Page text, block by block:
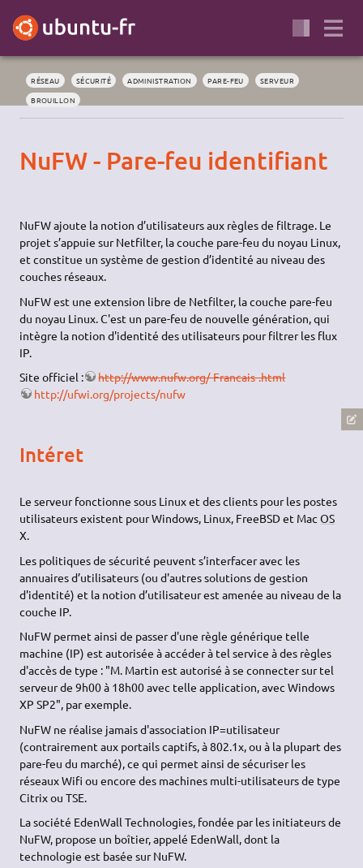
RÉSEAU SÉCURITÉ ADMINISTRATION PARE-FEU
SERVEUR
BROUILLON
NuFW - Pare-feu identifiant
NuFW ajoute la notion d’utilisateurs aux règles de filtrage. Le
projet s’appuie sur Netfilter, la couche pare-feu du noyau Linux,
et constitue un système de gestion d’identité au niveau des
couches réseaux.
NuFW est une extension libre de Netfilter, la couche pare-feu
du noyau Linux. C'est un pare-feu de nouvelle génération, qui
intègre la notion d'identité des utilisateurs pour filtrer les flux
IP.
Site officiel :
http://www.nufw.org/-Francais-.html
http://ufwi.org/projects/nufw
Intéret
Le serveur fonctionne sous Linux et des clients pour les postes
utilisateurs existent pour Windows, Linux, FreeBSD et MacOS
X.
Les politiques de sécurité peuvent s’interfacer avec les
annuaires d’utilisateurs (ou d'autres solutions de gestion
d'identité) et la notion d’utilisateur est amenée au niveau de la
couche IP.
NuFW permet ainsi de passer d'une règle générique telle
machine (IP) est autorisée à accéder à tel service à des règles
d'accès de type : "M. Martin est autorisé à se connecter sur tel
serveur de 9h00 à 18h00 avec telle application, avec Windows
XP SP2", par exemple.
NuFW ne réalise jamais d'association IP=utilisateur
(contrairement aux portails captifs, à 802.1x, ou à la plupart des
pare-feu du marché), ce qui permet ainsi de sécuriser les
réseaux Wifi ou encore des machines multi-utilisateurs de type
Citrix ou TSE.
La société EdenWall Technologies, fondée par les initiateurs de
NuFW, propose un boîtier, appelé EdenWall, dont la
technologie est basée sur NuFW.